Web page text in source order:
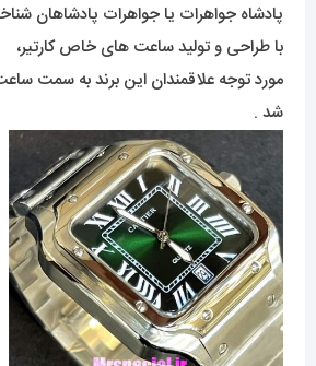
پادشاه جواهرات یا جواهرات پادشاهان
با طراحی و تولید ساعت های خاص کارتیر،
مورد توجه علاقمندان این برند به سمت
شد .